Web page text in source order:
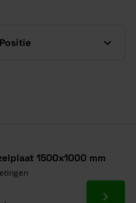
1500x1000 mm